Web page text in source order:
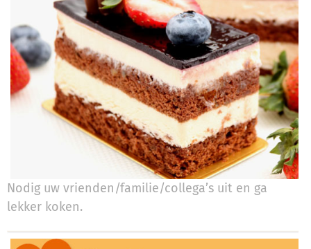
Nodig uw vrienden/familie/collega’s uit en ga
lekker koken.